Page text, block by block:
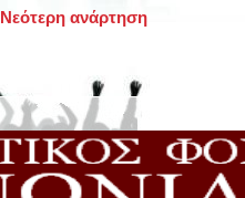
Νεότερη ανάρτηση